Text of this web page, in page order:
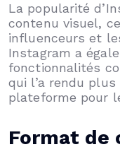
La popularité
contenu visuel,
influenceurs et
Instagram a
fonctionnalités
qui l’a rendu
plateforme pour
Format de